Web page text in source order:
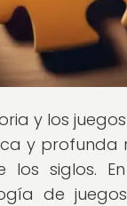
y los
y profunda
siglos.
de